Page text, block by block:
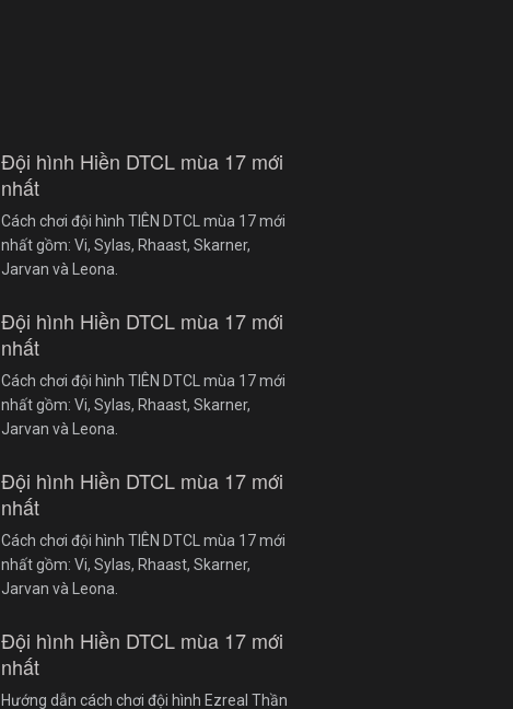
Đội hình Hiền DTCL mùa 17 mới
nhất
Cách chơi đội hình TIÊN DTCL mùa 17 mới
nhất gồm: Vi, Sylas, Rhaast, Skarner,
Jarvan và Leona.
Đội hình Hiền DTCL mùa 17 mới
nhất
Cách chơi đội hình TIÊN DTCL mùa 17 mới
nhất gồm: Vi, Sylas, Rhaast, Skarner,
Jarvan và Leona.
Đội hình Hiền DTCL mùa 17 mới
nhất
Cách chơi đội hình TIÊN DTCL mùa 17 mới
nhất gồm: Vi, Sylas, Rhaast, Skarner,
Jarvan và Leona.
Đội hình Hiền DTCL mùa 17 mới
nhất
Hướng dẫn cách chơi đội hình Ezreal Thần